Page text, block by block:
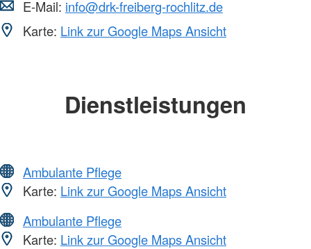
E-Mail: info@drk-freiberg-rochlitz.de
Karte: Link zur Google Maps Ansicht
Dienstleistungen
Ambulante Pflege
Karte: Link zur Google Maps Ansicht
Ambulante Pflege
Karte: Link zur Google Maps Ansicht